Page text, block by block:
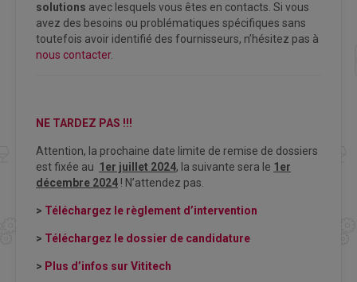
solutions avec lesquels vous êtes en contacts. Si vous
avez des besoins ou problématiques spécifiques sans
toutefois avoir identifié des fournisseurs, n’hésitez pas à
nous contacter.
NE TARDEZ PAS !!!
Attention, la prochaine date limite de remise de dossiers
est fixée au 1er juillet 2024, la suivante sera le 1er
décembre 2024 ! N’attendez pas.
> Téléchargez le règlement d’intervention
> Téléchargez le dossier de candidature
> Plus d’infos sur Vititech